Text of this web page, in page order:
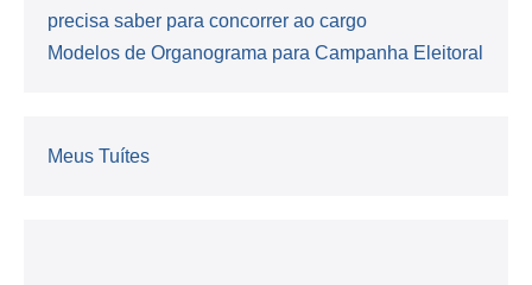
precisa saber para concorrer ao cargo
Modelos de Organograma para Campanha Eleitoral
Meus Tuítes